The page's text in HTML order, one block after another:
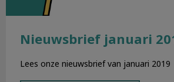
Nieuwsbrief januari
Lees onze nieuwsbrief van januari 2019